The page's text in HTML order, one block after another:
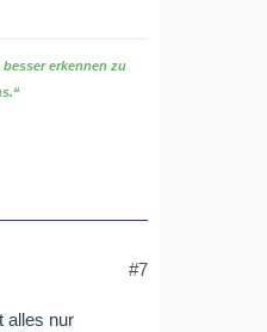
erkennen zu
#7
alles nur